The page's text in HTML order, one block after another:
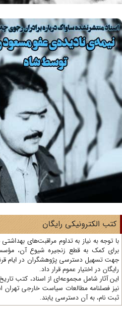
الکترونیکی رایگان
کمک به قطع زنجیره شیوع آن،
تسهیل دسترسی پژوهشگران در ایام
در اختیار عموم قرار داد.
آثار شامل مجموعه‌ای از اسناد، کتب تاریخ
فصلنامه مطالعات سیاست خارجی تهران
نام، به آن دسترسی یابند.